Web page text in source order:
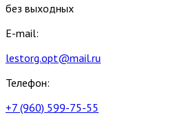
без выходных
E-mail:
lestorg.opt@mail.ru
Телефон:
+7 (960) 599-75-55